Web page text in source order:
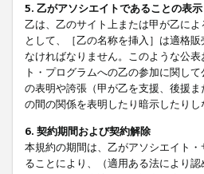
5. 乙がアソシエイトであることの表示
乙は、乙のサイト上または甲が乙に
として、［乙の名称を挿入］は適格
なければなりません。このような公
ト・プログラムへの乙の参加に関し
の表明や誇張（甲が乙を支援、後援
の間の関係を表明したり暗示したりし
6. 契約期間および契約解除
本規約の期間は、乙がアソシエイト
ることにより、（適用ある法により